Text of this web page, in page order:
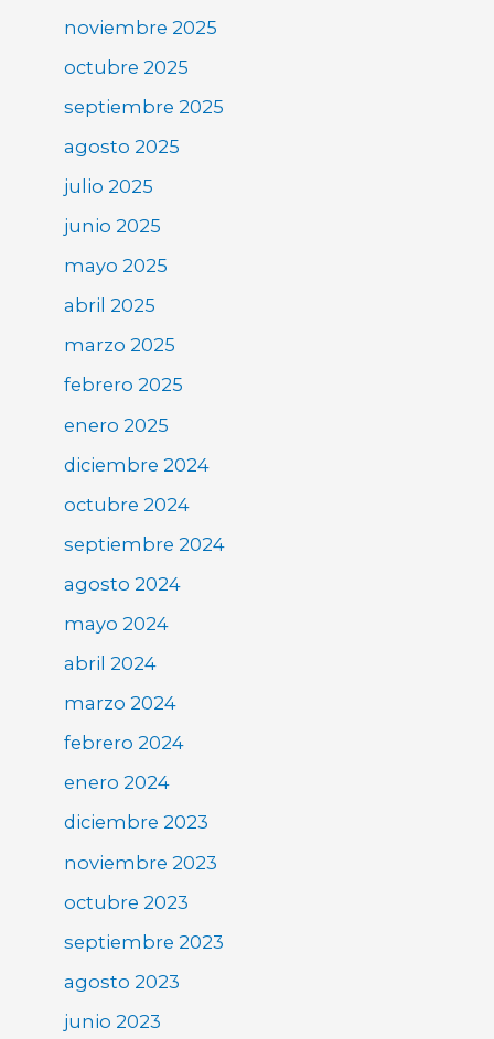
noviembre 2025
octubre 2025
septiembre 2025
agosto 2025
julio 2025
junio 2025
mayo 2025
abril 2025
marzo 2025
febrero 2025
enero 2025
diciembre 2024
octubre 2024
septiembre 2024
agosto 2024
mayo 2024
abril 2024
marzo 2024
febrero 2024
enero 2024
diciembre 2023
noviembre 2023
octubre 2023
septiembre 2023
agosto 2023
junio 2023